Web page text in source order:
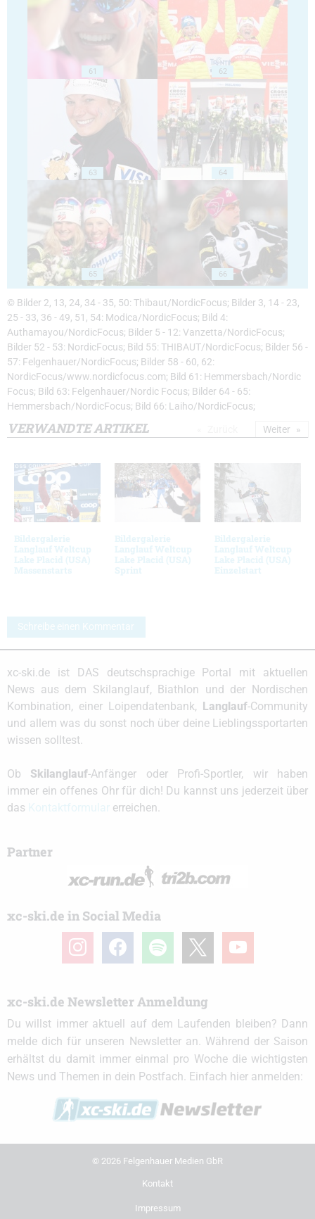
61 62
63 64
65 66
© Bilder 2, 13, 24, 34 - 35, 50: Thibaut/NordicFocus; Bilder 3, 14 - 23,
25 - 33, 36 - 49, 51, 54: Modica/NordicFocus; Bild 4:
Authamayou/NordicFocus; Bilder 5 - 12: Vanzetta/NordicFocus;
Bilder 52 - 53: NordicFocus; Bild 55: THIBAUT/NordicFocus; Bilder 56 -
57: Felgenhauer/NordicFocus; Bilder 58 - 60, 62:
NordicFocus/www.nordicfocus.com; Bild 61: Hemmersbach/Nordic
Focus; Bild 63: Felgenhauer/Nordic Focus; Bilder 64 - 65:
Hemmersbach/NordicFocus; Bild 66: Laiho/NordicFocus;
VERWANDTE ARTIKEL
Bildergalerie
Langlauf Weltcup
Lake Placid (USA)
Massenstarts
Bildergalerie
Langlauf Weltcup
Lake Placid (USA)
Sprint
Bildergalerie
Langlauf Weltcup
Lake Placid (USA)
Einzelstart
Weiter
Schreibe einen Kommentar
xc-ski.de ist DAS deutschsprachige Portal mit aktuellen
News aus dem Skilanglauf, Biathlon und der Nordischen
Kombination, einer Loipendatenbank, Langlauf-Community
und allem was du sonst noch über deine Lieblingssportarten
wissen solltest.
Ob Skilanglauf-Anfänger oder Profi-Sportler, wir haben
immer ein offenes Ohr für dich! Du kannst uns jederzeit über
das
erreichen.
Partner
xc-ski.de in Social Media
instagramfacebook spotify youtube
xc-ski.de Newsletter Anmeldung
Du willst immer aktuell auf dem Laufenden bleiben? Dann
melde dich für unseren Newsletter an. Während der Saison
erhältst du damit immer einmal pro Woche die wichtigsten
News und Themen in dein Postfach. Einfach hier anmelden:
© 2026 Felgenhauer Medien GbR
Kontakt
Impressum